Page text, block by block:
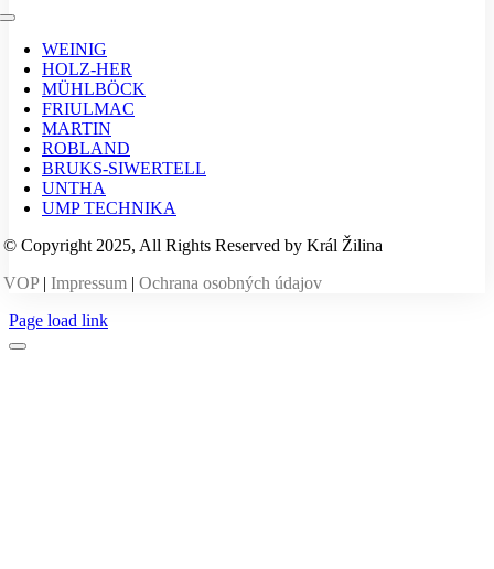
Toggle
NavigationWEINIG
HOLZ-HER
MÜHLBÖCK
FRIULMAC
MARTIN
ROBLAND
BRUKS-SIWERTELL
UNTHA
UMP TECHNIKA
© Copyright 2025, All Rights Reserved by Král Žilina
VOP| Impressum | Ochrana osobných údajov
Page load link